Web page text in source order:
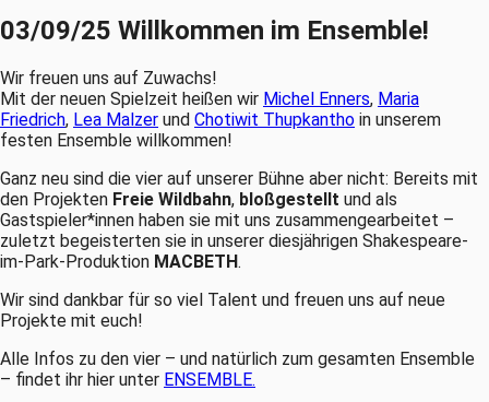
03/09/25 Willkommen im Ensemble!
Wir freuen uns auf Zuwachs!
Mit der neuen Spielzeit heißen wir Michel Enners, Maria
Friedrich, Lea Malzer und Chotiwit Thupkantho in unserem
festen Ensemble willkommen!
Ganz neu sind die vier auf unserer Bühne aber nicht: Bereits mit
den Projekten Freie Wildbahn, bloßgestellt und als
Gastspieler*innen haben sie mit uns zusammengearbeitet –
zuletzt begeisterten sie in unserer diesjährigen Shakespeare-
im-Park-Produktion MACBETH.
Wir sind dankbar für so viel Talent und freuen uns auf neue
Projekte mit euch!
Alle Infos zu den vier – und natürlich zum gesamten Ensemble
– findet ihr hier unter ENSEMBLE.